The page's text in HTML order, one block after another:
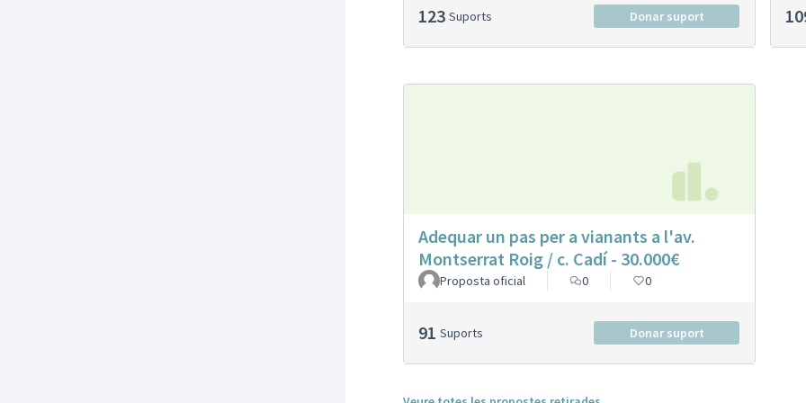
123 Suports Donar suport
Adequar un pas per a vianants a l'av.
Montserrat Roig / c. Cadí - 30.000€
Proposta oficial 0 0
91 Suports Donar suport